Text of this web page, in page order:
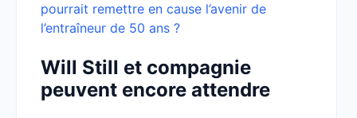
pourrait remettre en cause l’avenir de
l’entraîneur de 50 ans ?
Will Still et compagnie
peuvent encore attendre